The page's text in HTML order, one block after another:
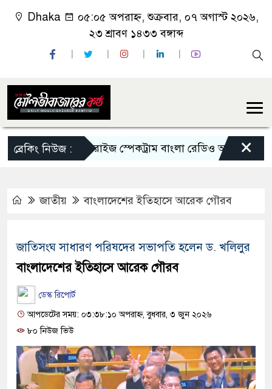
Dhaka
০৫:০৫ অপরাহ্ন, শুক্রবার, ০৭ অগাস্ট ২০২৬,
২৩ শ্রাবণ ১৪৩৩ বঙ্গাব্দ
ব্রেকিং নিউজ :
সানরাইজ স্পেকট্রাম বাংলা রেডিও অনুষ্ঠানের ৩২তম ×
জাতীয় বাংলাদেশের ইতিহাসে আরেক গৌরব
জাতিসংঘ সাধারণ পরিষদের সভাপতি হলেন ড. খলিলুর
বাংলাদেশের ইতিহাসে আরেক গৌরব
ডেস্ক রিপোর্ট
আপডেটের সময়: ০৩:৩৮:১০ অপরাহ্ন, বুধবার, ৩ জুন ২০২৬
৮০ নিউজ ভিউ